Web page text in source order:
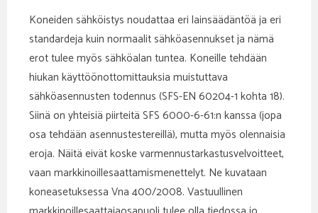
Koneiden sähköistys noudattaa eri lainsäädäntöä ja eri
standardeja kuin normaalit sähköasennukset ja nämä
erot tulee myös sähköalan tuntea. Koneille tehdään
hiukan käyttöönottomittauksia muistuttava
sähköasennusten todennus (SFS-EN 60204-1 kohta 18).
Siinä on yhteisiä piirteitä SFS 6000-6-61:n kanssa (jopa
osa tehdään asennustestereillä), mutta myös olennaisia
eroja. Näitä eivät koske varmennustarkastusvelvoitteet,
vaan markkinoillesaattamismenettelyt. Ne kuvataan
koneasetuksessa Vna 400/2008. Vastuullinen